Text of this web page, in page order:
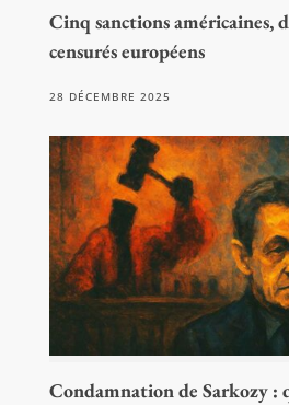
Cinq sanctions américaines,
censurés européens
28 DÉCEMBRE 2025
Condamnation de Sarkozy :